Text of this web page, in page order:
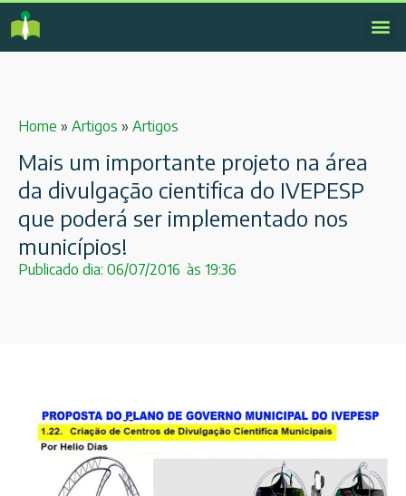
Home » Artigos » Artigos
Mais um importante projeto na área
da divulgação cientifica do IVEPESP
que poderá ser implementado nos
municípios!
Publicado dia: 06/07/2016 às 19:36